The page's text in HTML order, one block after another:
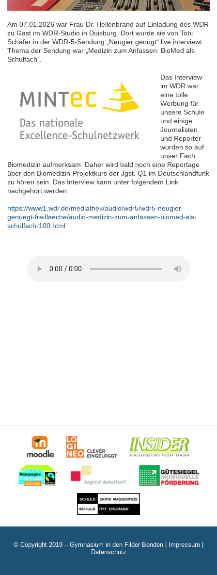
Am 07.01.2026 war Frau Dr. Hellenbrand auf Einladung des WDR
zu Gast im WDR-Studio in Duisburg. Dort wurde sie von Tobi
Schäfer in der WDR-5-Sendung „Neugier genügt“ live interviewt.
Thema der Sendung war „Medizin zum Anfassen: BioMed als
Schulfach“.
Das Interview
im WDR war
eine tolle
Werbung für
unsere Schule
und einige
Journalisten
und Reporter
wurden so auf
unser Fach
Biomedizin aufmerksam. Daher wird bald noch eine Reportage
über den Biomedizin-Projektkurs der Jgst. Q1 im Deutschlandfunk
zu hören sein. Das Interview kann unter folgendem Link
nachgehört werden:
https://www1.wdr.de/mediathek/audio/wdr5/wdr5-neugier-
genuegt-freiflaeche/audio-medizin-zum-anfassen-biomed-als-
schulfach-100.html
© Copyright 2019 – Gymnasium in den Filder Benden | Impressum
Datenschutz